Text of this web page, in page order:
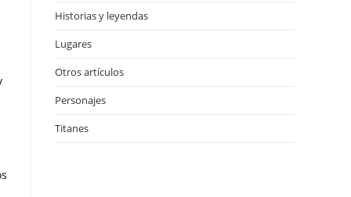
Historias y leyendas
Lugares
Otros artículos
Personajes
Titanes